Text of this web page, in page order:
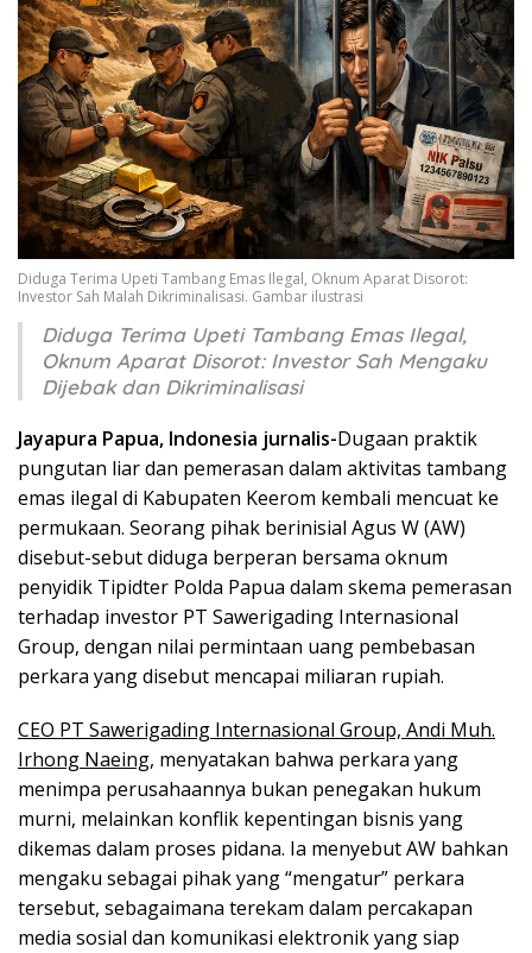
Diduga Terima Upeti Tambang Emas Ilegal, Oknum Aparat Disorot:
Investor Sah Malah Dikriminalisasi. Gambar ilustrasi
Diduga Terima Upeti Tambang Emas Ilegal,
Oknum Aparat Disorot: Investor Sah Mengaku
Dijebak dan Dikriminalisasi
Jayapura Papua, Indonesia jurnalis-Dugaan praktik
pungutan liar dan pemerasan dalam aktivitas tambang
emas ilegal di Kabupaten Keerom kembali mencuat ke
permukaan. Seorang pihak berinisial Agus W (AW)
disebut-sebut diduga berperan bersama oknum
penyidik Tipidter Polda Papua dalam skema pemerasan
terhadap investor PT Sawerigading Internasional
Group, dengan nilai permintaan uang pembebasan
perkara yang disebut mencapai miliaran rupiah.
CEO PT Sawerigading Internasional Group, Andi Muh.
Irhong Naeing, menyatakan bahwa perkara yang
menimpa perusahaannya bukan penegakan hukum
murni, melainkan konflik kepentingan bisnis yang
dikemas dalam proses pidana. Ia menyebut AW bahkan
mengaku sebagai pihak yang “mengatur” perkara
tersebut, sebagaimana terekam dalam percakapan
media sosial dan komunikasi elektronik yang siap